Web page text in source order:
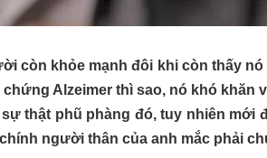
còn khỏe mạnh đôi khi còn thấy nó
Alzeimer thì sao, nó khó khăn
thật phũ phàng đó, tuy nhiên mới
người thân của anh mắc phải